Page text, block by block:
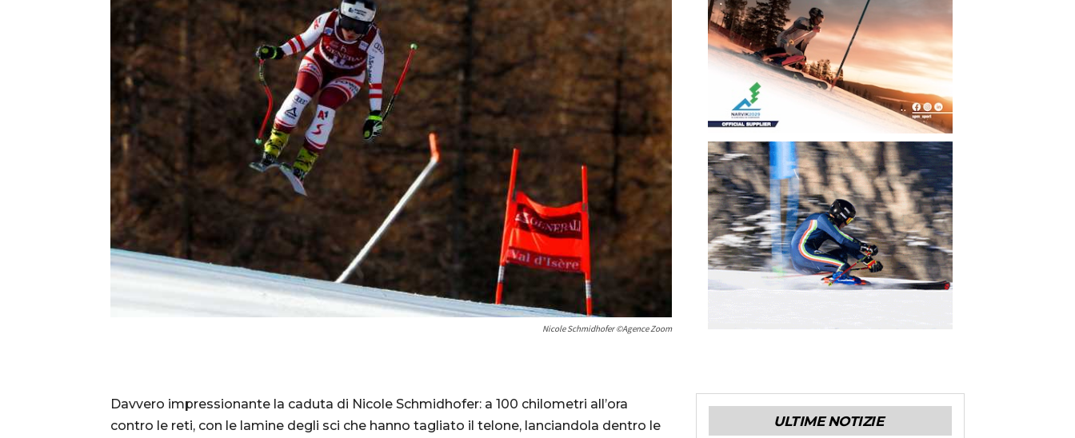
Nicole Schmidhofer ©Agence Zoom
Davvero impressionante la caduta di Nicole Schmidhofer: a 100 chilometri all’ora
contro le reti, con le lamine degli sci che hanno tagliato il telone, lanciandola dentro le
ULTIME NOTIZIE